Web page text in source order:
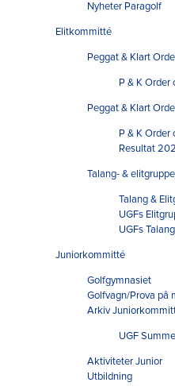
Nyheter Paragolf
Elitkommitté
Peggat & Klart
P & K
Peggat & Klart
P & K Order
Resultat
Talang- &
Talang &
UGFs
UGFs
Juniorkommitté
Golfgymnasiet
Golfvagn/Prova på
Arkiv
UGF
Aktiviteter Junior
Utbildning